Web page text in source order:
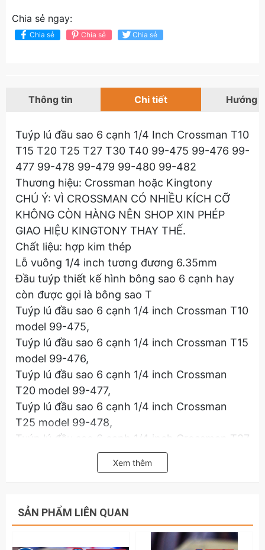
Chia sẻ ngay:
Chia sẻ Chia sẻ Chia sẻ
Thông tin Chi tiết Hướng
Tuýp lú đầu sao 6 cạnh 1/4 Inch Crossman T10
T15 T20 T25 T27 T30 T40 99-475 99-476 99-
477 99-478 99-479 99-480 99-482
Thương hiệu: Crossman hoặc Kingtony
CHÚ Ý: VÌ CROSSMAN CÓ NHIỀU KÍCH CỠ
KHÔNG CÒN HÀNG NÊN SHOP XIN PHÉP
GIAO HIỆU KINGTONY THAY THẾ.
Chất liệu: hợp kim thép
Lỗ vuông 1/4 inch tương đương 6.35mm
Đầu tuýp thiết kế hình bông sao 6 cạnh hay
còn được gọi là bông sao T
Tuýp lú đầu sao 6 cạnh 1/4 inch Crossman T10
model 99-475,
Tuýp lú đầu sao 6 cạnh 1/4 inch Crossman T15
model 99-476,
Tuýp lú đầu sao 6 cạnh 1/4 inch Crossman
T20 model 99-477,
Tuýp lú đầu sao 6 cạnh 1/4 inch Crossman
T25 model 99-478,
Tuýp lú đầu sao 6 cạnh 1/4 inch Crossman T27
Tuýp lú đầu sao 6 cạnh 1/4 inch Crossman
T40 model 99-482,
Hãy liên hệ với kamytools để biết thêm thông
Xem thêm
SẢN PHẨM LIÊN QUAN